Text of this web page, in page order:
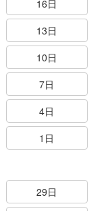
16日
13日
10日
7日
4日
1日
29日